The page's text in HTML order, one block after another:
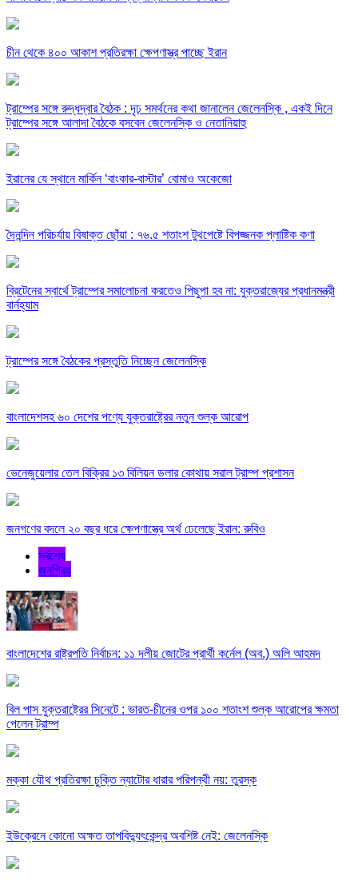
চীন থেকে ৪০০ আকাশ প্রতিরক্ষা ক্ষেপণাস্ত্র পাচ্ছে ইরান
ট্রাম্পের সঙ্গে রুদ্ধদ্বার বৈঠক : দৃঢ় সমর্থনের কথা জানালেন জেলেনস্কি , একই দিনে
ট্রাম্পের সঙ্গে আলাদা বৈঠকে বসবেন জেলেনস্কি ও নেতানিয়াহু
ইরানের যে স্থানে মার্কিন ‘বাংকার-বাস্টার’ বোমাও অকেজো
দৈনন্দিন পরিচর্যায় বিষাক্ত ছোঁয়া : ৭৬.৫ শতাংশ টুথপেষ্টে বিপজ্জনক প্লাষ্টিক কণা
ব্রিটেনের স্বার্থে ট্রাম্পের সমালোচনা করতেও পিছুপা হব না: যুক্তরাজ্যের প্রধানমন্ত্রী
বার্নহ্যাম
ট্রাম্পের সঙ্গে বৈঠকের প্রস্তুতি নিচ্ছেন জেলেনস্কি
বাংলাদেশসহ ৬০ দেশের পণ্যে যুক্তরাষ্ট্রের নতুন শুল্ক আরোপ
ভেনেজুয়েলার তেল বিক্রির ১৩ বিলিয়ন ডলার কোথায় সরাল ট্রাম্প প্রশাসন
জনগণের বদলে ২০ বছর ধরে ক্ষেপণাস্ত্রে অর্থ ঢেলেছে ইরান: রুবিও
সর্বশেষ
জনপ্রিয়
বাংলাদেশের রাষ্ট্রপতি নির্বাচন: ১১ দলীয় জোটের প্রার্থী কর্নেল (অব.) অলি আহমদ
বিল পাস যুক্তরাষ্ট্রের সিনেটে : ভারত-চীনের ওপর ১০০ শতাংশ শুল্ক আরোপের ক্ষমতা
পেলেন ট্রাম্প
মক্কা যৌথ প্রতিরক্ষা চুক্তি ন্যাটোর ধারার পরিপন্থী নয়: তুরস্ক
ইউক্রেনে কোনো অক্ষত তাপবিদ্যুৎকেন্দ্র অবশিষ্ট নেই: জেলেনস্কি